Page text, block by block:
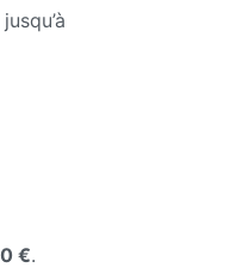
€.